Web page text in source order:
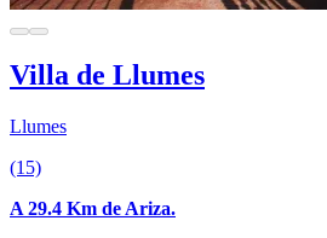
Villa de Llumes
Llumes
(15)
A 29.4 Km de Ariza.